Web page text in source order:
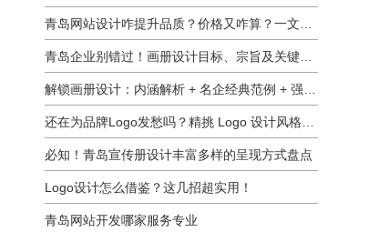
青岛企业别错过！画册设计目标、宗旨及关键要点全揭秘
还在为品牌Logo发愁吗？精挑 Logo 设计风格这一步，轻松铸就独属于你的品牌魅力
必知！青岛宣传册设计丰富多样的呈现方式盘点
Logo设计怎么借鉴？这几招超实用！
青岛网站开发哪家服务专业